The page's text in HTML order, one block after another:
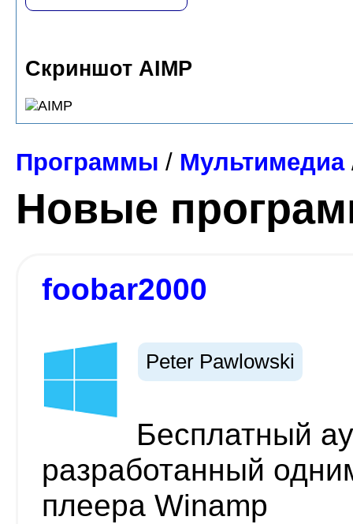
Скриншот AIMP
Программы / Мультимедиа
Новые
foobar2000
Peter Pawlowski
Бесплатный
разработанный
плеера Winamp